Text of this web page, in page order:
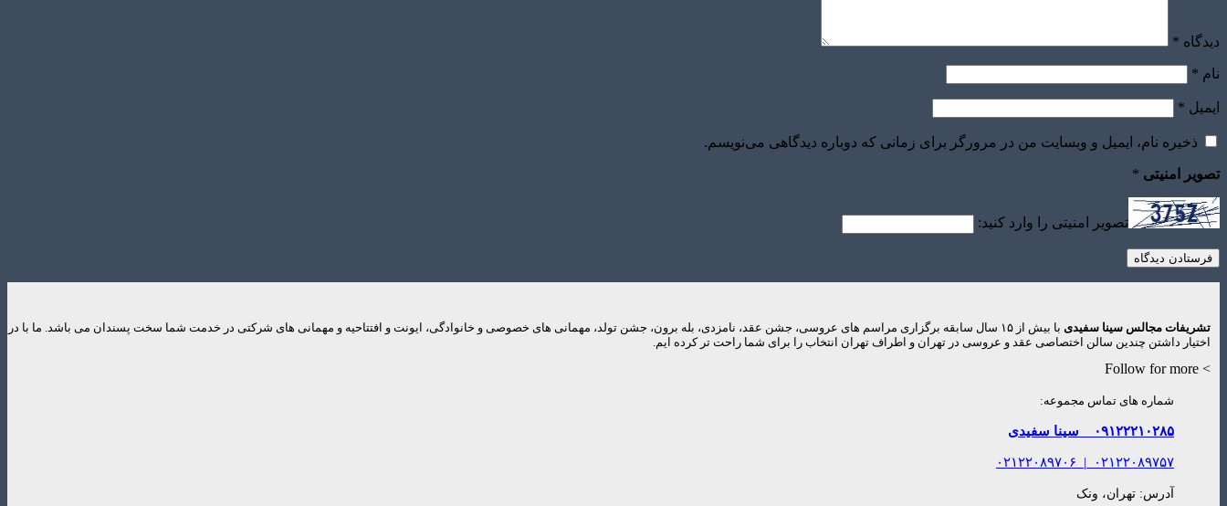
دیدگاه *
نام *
ایمیل *
ذخیره نام، ایمیل و وبسایت من در مرورگر برای زمانی که دوباره دیدگاهی می‌نویسم.
تصویر امنیتی *
تصویر امنیتی را وارد کنید:
تشریفات مجالس سینا سفیدی
با بیش از ۱۵ سال سابقه برگزاری مراسم های عروسی، جشن عقد، نامزدی، بله برون، جشن تولد، مهمانی های خصوصی و خانوادگی، ایونت و افتتاحیه و مهمانی های شرکتی در خدمت شما سخت پسندان می باشد. ما با در
اختیار داشتن چندین سالن اختصاصی عقد و عروسی در تهران و اطراف تهران انتخاب را برای شما راحت تر کرده ایم.
> Follow for more
شماره های تماس مجموعه:
۰۹۱۲۲۲۱۰۲۸۵ سینا سفیدی
۰۲۱۲۲۰۸۹۷۵۷ | ۰۲۱۲۲۰۸۹۷۰۶
آدرس: تهران، ونک